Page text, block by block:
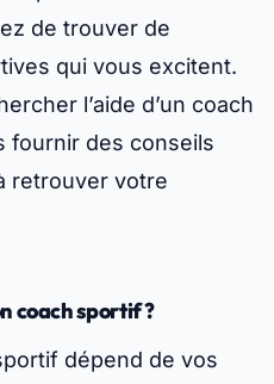
de trouver de
qui vous excitent.
l’aide d’un coach
fournir des conseils
retrouver votre
coach sportif ?
dépend de vos